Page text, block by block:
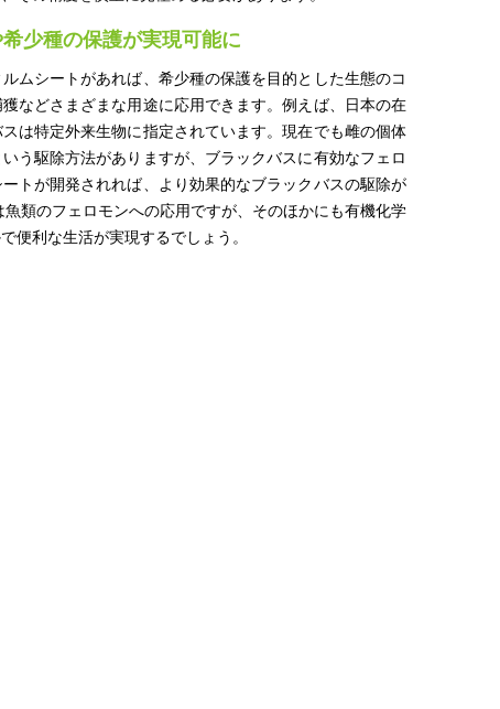
少種の保護が実現可能に
ムシートがあれば、希少種の保護を目的とした生態のコ
などさまざまな用途に応用できます。例えば、日本の在
は特定外来生物に指定されています。現在でも雌の個体
う駆除方法がありますが、ブラックバスに有効なフェロ
トが開発されれば、より効果的なブラックバスの駆除が
類のフェロモンへの応用ですが、そのほかにも有機化学
便利な生活が実現するでしょう。